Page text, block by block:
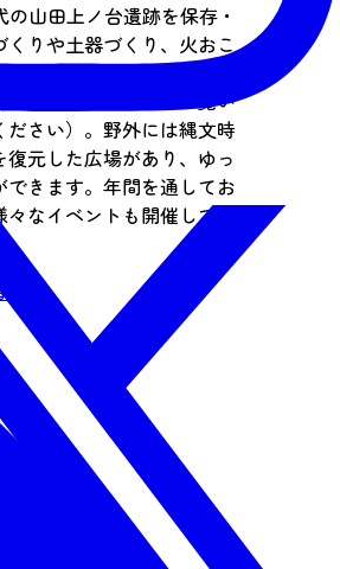
山田上ノ台遺跡を保存・
りや土器づくり、火おこ
の技術や知恵を学ぶため
はホームページをご覧い
さい）。野外には縄文時
元した広場があり、ゆっ
できます。年間を通してお
々なイベントも開催してい
情報